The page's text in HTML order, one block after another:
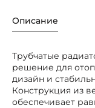
Описание
Трубчатые
решение для
дизайн и
Конструкция из
обеспечивает